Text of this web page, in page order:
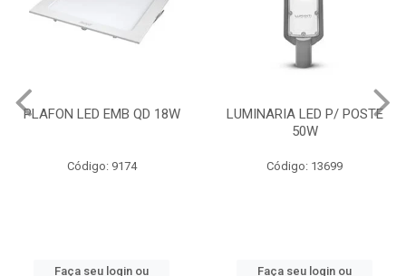
PLAFON LED EMB QD 18W
Código: 9174
Faça seu login ou
LUMINARIA LED P/ POSTE
50W
Código: 13699
Faça seu login ou